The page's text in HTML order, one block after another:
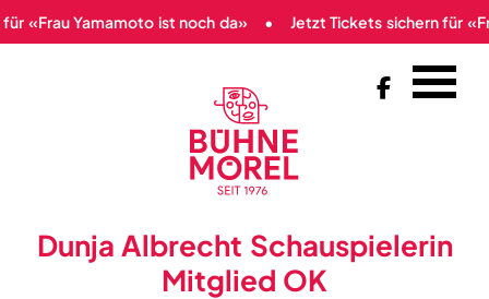
«Frau Yamamoto ist noch da» Jetzt Tickets sichern für

Dunja Albrecht Schauspielerin
Mitglied OK